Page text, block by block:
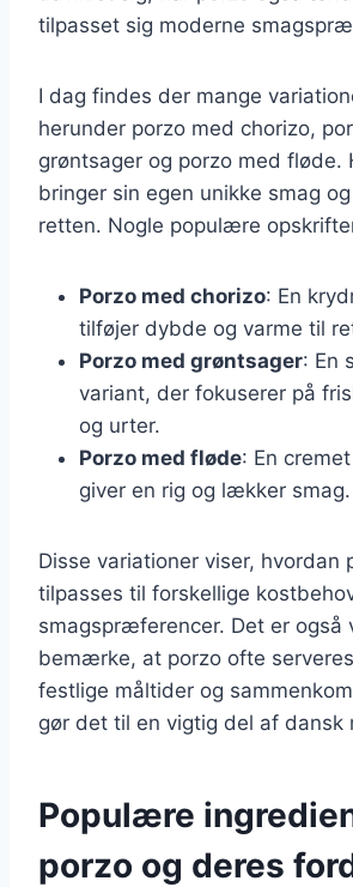
tilpasset sig moderne
I dag findes der mange
herunder porzo med chorizo,
grøntsager og porzo med fløde.
bringer sin egen unikke smag
retten. Nogle populære
Porzo med chorizo: En
tilføjer dybde og varme til
Porzo med grøntsager: En
variant, der fokuserer på
og urter.
Porzo med fløde: En
giver en rig og lækker smag.
Disse variationer viser, hvordan
tilpasses til forskellige
smagspræferencer. Det er
bemærke, at porzo ofte
festlige måltider og
gør det til en vigtig del af dansk
Populære
porzo og deres